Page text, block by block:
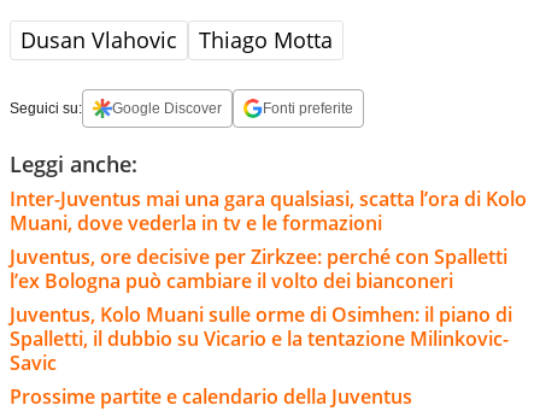
Dusan Vlahovic Thiago Motta
Seguici su: Google Discover Fonti preferite
Leggi anche:
Inter-Juventus mai una gara qualsiasi, scatta l’ora di Kolo
Muani, dove vederla in tv e le formazioni
Juventus, ore decisive per Zirkzee: perché con Spalletti
l’ex Bologna può cambiare il volto dei bianconeri
Juventus, Kolo Muani sulle orme di Osimhen: il piano di
Spalletti, il dubbio su Vicario e la tentazione Milinkovic-
Savic
Prossime partite e calendario della Juventus